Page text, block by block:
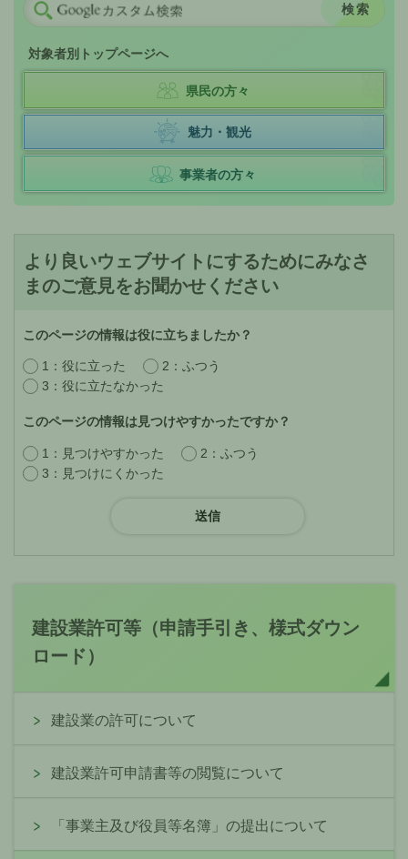
対象者別トップページへ
県民の方々
魅力・観光
事業者の方々
より良いウェブサイトにするためにみなさ
まのご意見をお聞かせください
このページの情報は役に立ちましたか？
1：役に立った
2：ふつう
3：役に立たなかった
このページの情報は見つけやすかったですか？
1：見つけやすかった
2：ふつう
3：見つけにくかった
建設業許可等（申請手引き、様式ダウン
ロード）
建設業の許可について
建設業許可申請書等の閲覧について
「事業主及び役員等名簿」の提出について